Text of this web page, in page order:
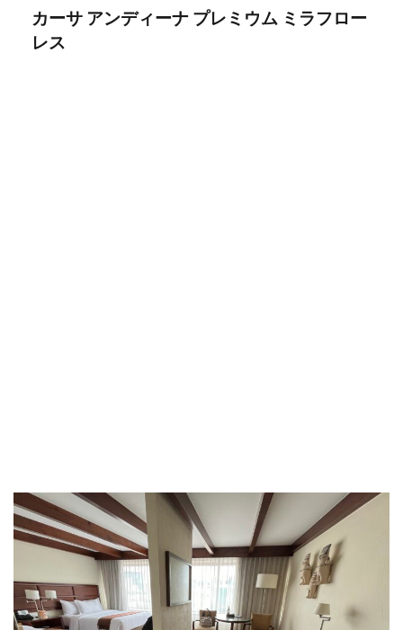
カーサ アンディーナ プレミウム ミラフロー
レス